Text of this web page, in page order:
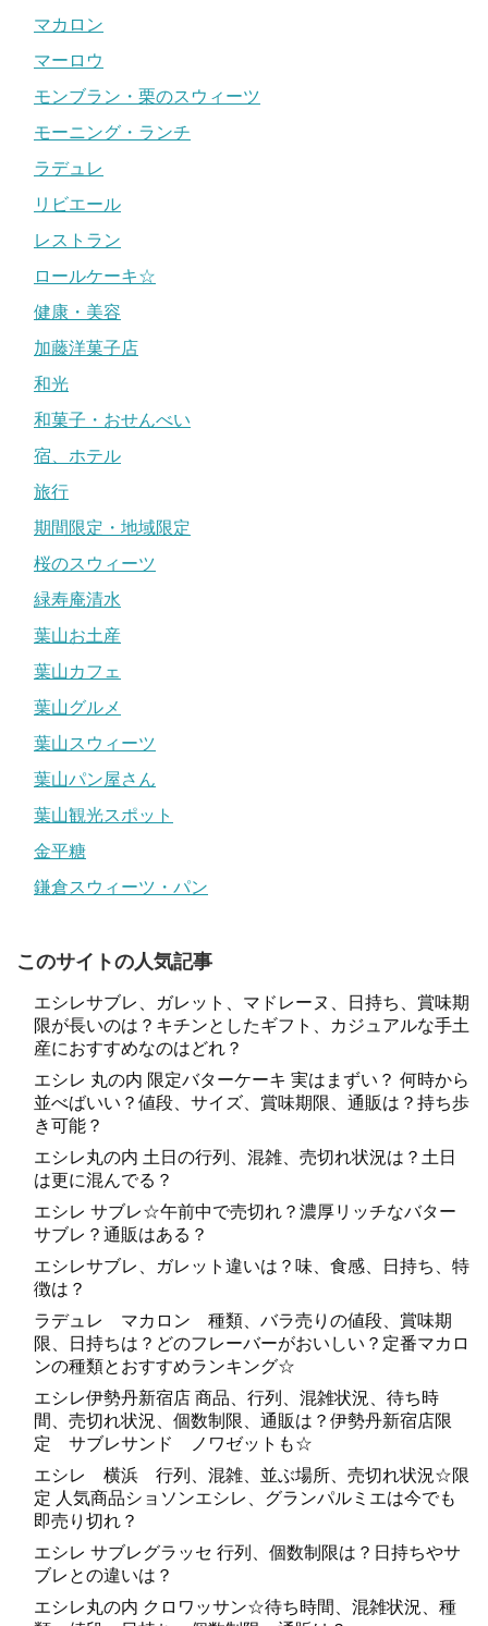
マカロン
マーロウ
モンブラン・栗のスウィーツ
モーニング・ランチ
ラデュレ
リビエール
レストラン
ロールケーキ☆
健康・美容
加藤洋菓子店
和光
和菓子・おせんべい
宿、ホテル
旅行
期間限定・地域限定
桜のスウィーツ
緑寿庵清水
葉山お土産
葉山カフェ
葉山グルメ
葉山スウィーツ
葉山パン屋さん
葉山観光スポット
金平糖
鎌倉スウィーツ・パン
このサイトの人気記事
エシレサブレ、ガレット、マドレーヌ、日持ち、賞味期
限が長いのは？キチンとしたギフト、カジュアルな手土
産におすすめなのはどれ？
エシレ 丸の内 限定バターケーキ 実はまずい？ 何時から
並べばいい？値段、サイズ、賞味期限、通販は？持ち歩
き可能？
エシレ丸の内 土日の行列、混雑、売切れ状況は？土日
は更に混んでる？
エシレ サブレ☆午前中で売切れ？濃厚リッチなバター
サブレ？通販はある？
エシレサブレ、ガレット違いは？味、食感、日持ち、特
徴は？
ラデュレ マカロン 種類、バラ売りの値段、賞味期
限、日持ちは？どのフレーバーがおいしい？定番マカロ
ンの種類とおすすめランキング☆
エシレ伊勢丹新宿店 商品、行列、混雑状況、待ち時
間、売切れ状況、個数制限、通販は？伊勢丹新宿店限
定 サブレサンド ノワゼットも☆
エシレ 横浜 行列、混雑、並ぶ場所、売切れ状況☆限
定 人気商品ショソンエシレ、グランパルミエは今でも
即売り切れ？
エシレ サブレグラッセ 行列、個数制限は？日持ちやサ
ブレとの違いは？
エシレ丸の内 クロワッサン☆待ち時間、混雑状況、種